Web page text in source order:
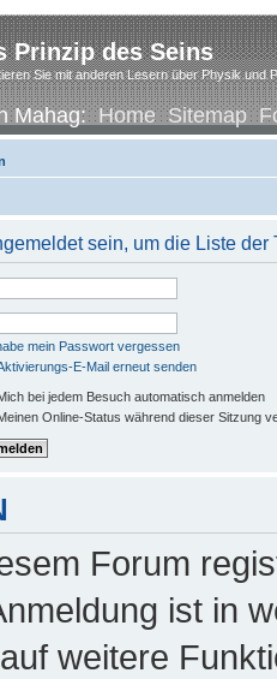
Prinzip des Seins
Sie mit anderen Lesern über Physik und
Mahag:Home Sitemap
sein, um die Liste
mein Passwort vergessen
E-Mail erneut senden
bei jedem Besuch automatisch anmelden
Online-Status während dieser Sitzung
Forum
ist in
weitere